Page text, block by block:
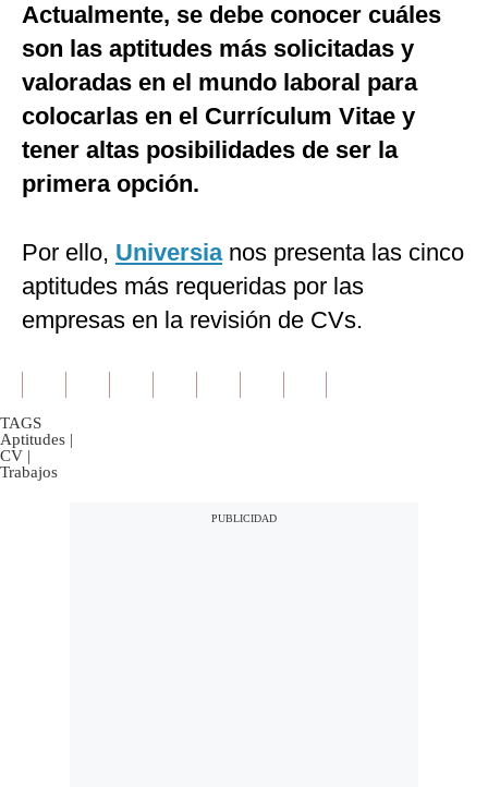
Actualmente, se debe conocer cuáles
son las aptitudes más solicitadas y
valoradas en el mundo laboral para
colocarlas en el Currículum Vitae y
tener altas posibilidades de ser la
primera opción.
Por ello, Universianos presenta las cinco
aptitudes más requeridas por las
empresas en la revisión de CVs.
TAGS
Aptitudes |
CV |
Trabajos